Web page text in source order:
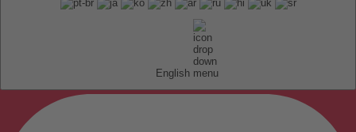
English